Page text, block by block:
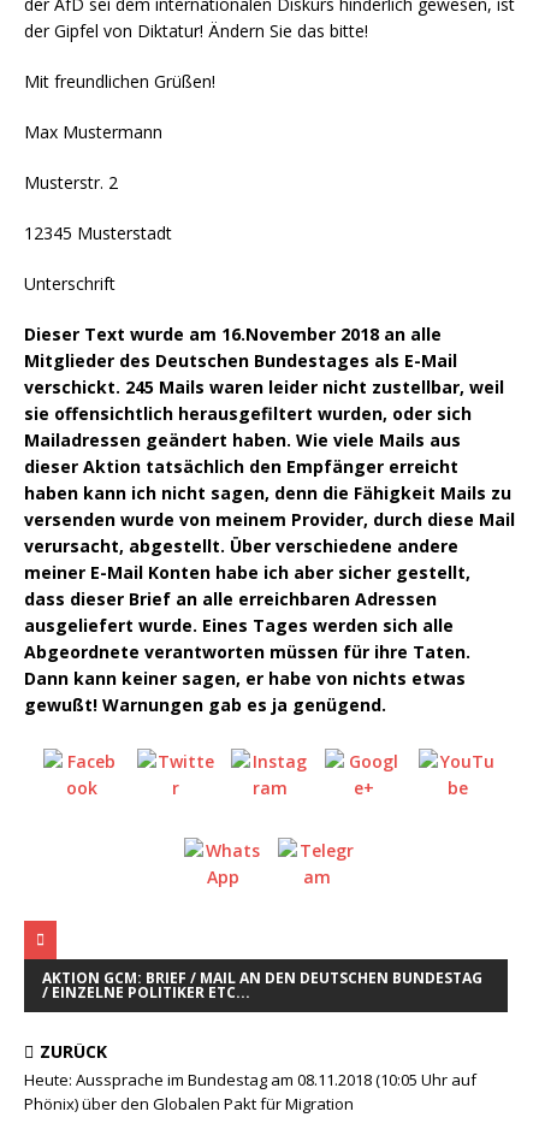
der Gipfel von Diktatur! Ändern Sie das bitte!
Mit freundlichen Grüßen!
Max Mustermann
Musterstr. 2
12345 Musterstadt
Unterschrift
Dieser Text wurde am 16.November 2018 an alle
Mitglieder des Deutschen Bundestages als E-Mail
verschickt. 245 Mails waren leider nicht zustellbar, weil
sie offensichtlich herausgefiltert wurden, oder sich
Mailadressen geändert haben. Wie viele Mails aus
dieser Aktion tatsächlich den Empfänger erreicht
haben kann ich nicht sagen, denn die Fähigkeit Mails zu
versenden wurde von meinem Provider, durch diese Mail
verursacht, abgestellt. Über verschiedene andere
meiner E-Mail Konten habe ich aber sicher gestellt,
dass dieser Brief an alle erreichbaren Adressen
ausgeliefert wurde. Eines Tages werden sich alle
Abgeordnete verantworten müssen für ihre Taten.
Dann kann keiner sagen, er habe von nichts etwas
gewußt! Warnungen gab es ja genügend.
AKTION GCM: BRIEF / MAIL AN DEN DEUTSCHEN BUNDESTAG
/ EINZELNE POLITIKER ETC...
ZURÜCK
Heute: Aussprache im Bundestag am 08.11.2018 (10:05 Uhr auf
Phönix) über den Globalen Pakt für Migration